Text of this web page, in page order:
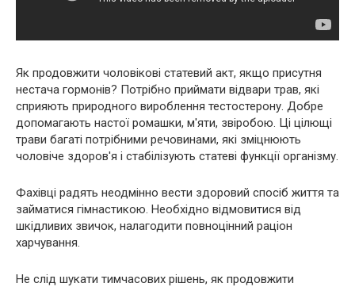
Як продовжити чоловікові статевий акт, якщо присутня
нестача гормонів? Потрібно приймати відвари трав, які
сприяють природного вироблення тестостерону. Добре
допомагають настої ромашки, м'яти, звіробою. Ці цілющі
трави багаті потрібними речовинами, які зміцнюють
чоловіче здоров'я і стабілізують статеві функції організму.
Фахівці радять неодмінно вести здоровий спосіб життя та
займатися гімнастикою. Необхідно відмовитися від
шкідливих звичок, налагодити повноцінний раціон
харчування.
Не слід шукати тимчасових рішень, як продовжити